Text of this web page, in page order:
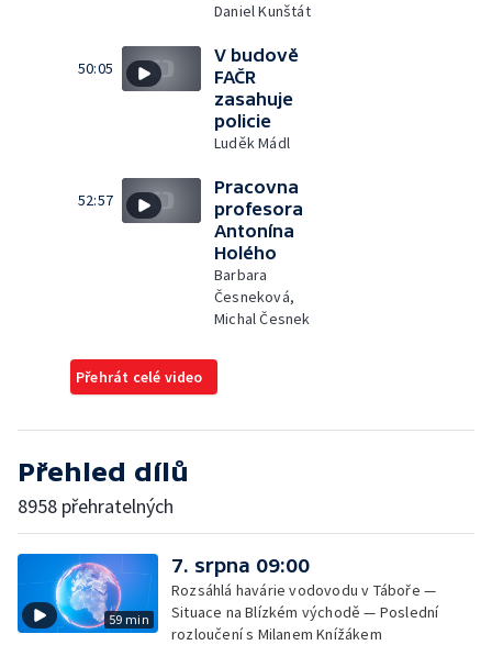
Daniel Kunštát
50:05
V budově
FAČR
zasahuje
policie
Luděk Mádl
52:57
Pracovna
profesora
Antonína
Holého
Barbara
Česneková,
Michal Česnek
Přehrát celé video
Přehled dílů
8958 přehratelných
59 min
7. srpna 09:00
Rozsáhlá havárie vodovodu v Táboře —
Situace na Blízkém východě — Poslední
rozloučení s Milanem Knížákem